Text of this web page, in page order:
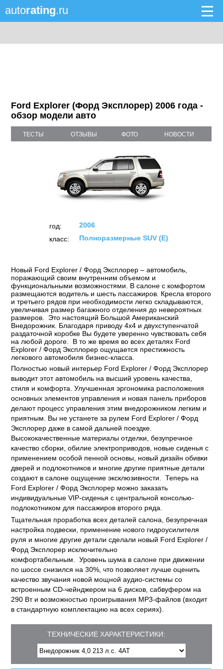
autorating.ru
Ford Explorer (Форд Эксплорер) 2006 года -
обзор модели авто
ТЕСТЫ ОТЗЫВЫ ФОТО НОВОСТИ
год:
2006
класс:
Полноразмерные SUV (E)
Новый Ford Explorer / Форд Эксплорер – автомобиль,
поражающий своим внутренним объемом и
функциональными возможностями. В салоне с комфортом
размещаются водитель и шесть пассажиров. Кресла второго
и третьего рядов при необходимости легко складываются,
увеличивая размер багажного отделения до невероятных
размеров. Это настоящий Большой Американский
Внедорожник. Благодаря приводу 4х4 и двухступенчатой
раздаточной коробке Вы будете уверенно чувствовать себя
на любой дороге. В то же время во всех деталях Ford
Explorer / Форд Эксплорер ощущается престижность
легкового автомобиля бизнес-класса.
Полностью новый интерьер Ford Explorer / Форд Эксплорер
выводит этот автомобиль на высший уровень качества,
стиля и комфорта. Улучшенная эргономика расположения
основных элементов управления и новая панель приборов
делают процесс управления этим внедорожником легким и
приятным. Вы не устанете за рулем Ford Explorer / Форд
Эксплорер даже в самой дальней поездке.
Высококачественные материалы отделки, безупречное
качество сборки, обилие электроприводов, новые сиденья с
применением особой пенной основы, новый дизайн обивки
дверей и подлокотников и многие другие приятные детали
создают в салоне ощущение эксклюзивности. Теперь на
Ford Explorer / Форд Эксплорер можно заказать
индивидуальные VIP-сиденья с центральной консолью-
подлокотником для пассажиров второго ряда.
Тщательная проработка всех деталей салона, безупречная
настройка подвески, применение нового гидроусилителя
руля и многие другие детали сделали новый Ford Explorer /
Форд Эксплорер исключительно
комфортабельным. Уровень шума в салоне при движении
по шоссе снизился на 30%, что позволяет лучше оценить
качество звучания новой мощной аудио-системы со
встроенным CD-чейнджером на 6 дисков, сабвуфером на
290 Вт и возможностью проигрывания МР3-файлов (входит
в стандартную комплектацию на всех сериях).
ТЕХНИЧЕСКИЕ ХАРАКТЕРИСТИКИ: